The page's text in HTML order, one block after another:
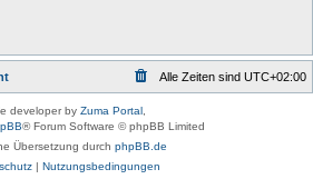
Alle Zeiten sind UTC+02:00
developer by Zuma Portal
® Forum Software © phpBB Limited
Übersetzung durch phpBB.de
| Nutzungsbedingungen